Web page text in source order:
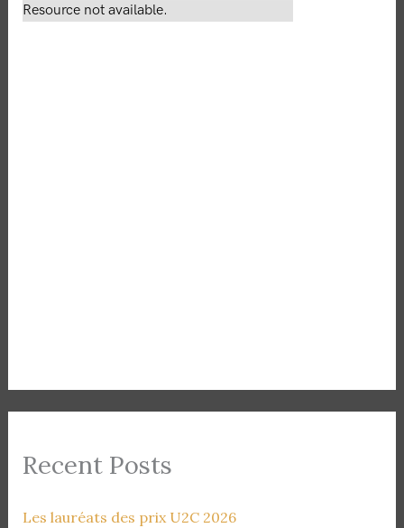
Recent Posts
Les lauréats des prix U2C 2026